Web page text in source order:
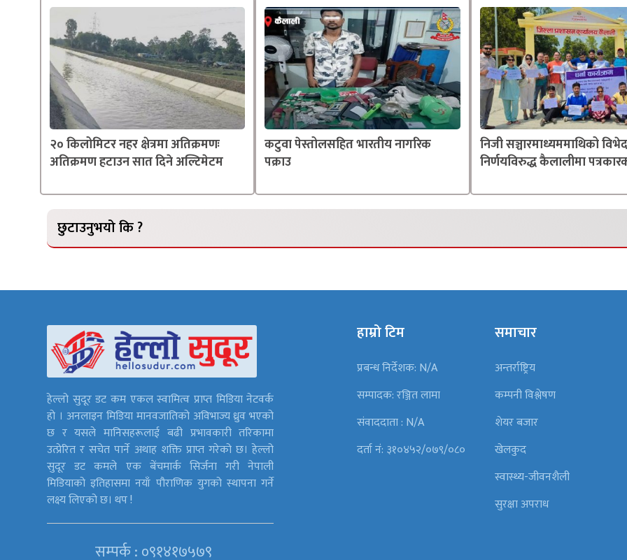
२० किलोमिटर नहर क्षेत्रमा अतिक्रमणः
अतिक्रमण हटाउन सात दिने अल्टिमेटम
कटुवा पेस्तोलसहित भारतीय नागरिक
पक्राउ
निजी सञ्चारमाध्यममाथिको
निर्णयविरुद्ध कैलालीमा
छुटाउनुभयो कि ?
हेल्लो सुदूर डट कम एकल स्वामित्व प्राप्त मिडिया नेटवर्क
हो । अनलाइन मिडिया मानवजातिको अविभाज्य ध्रुव भएको
छ र यसले मानिसहरूलाई बढी प्रभावकारी तरिकामा
उत्प्रेरित र सचेत पार्ने अथाह शक्ति प्राप्त गरेको छ। हेल्लो
सुदूर डट कमले एक बेंचमार्क सिर्जना गरी नेपाली
मिडियाको इतिहासमा नयाँ पौराणिक युगको स्थापना गर्ने
लक्ष्य लिएको छ। थप !
सम्पर्क : ०९१४१७५७९
हाम्रो टिम
प्रबन्ध निर्देशक: N/A
सम्पादक: रञ्जित लामा
संवाददाता : N/A
दर्ता नं: ३१०४५२/०७९/०८०
समाचार
अन्तर्राष्ट्रिय
कम्पनी विश्लेषण
शेयर बजार
खेलकुद
स्वास्थ्य-जीवनशैली
सुरक्षा अपराध